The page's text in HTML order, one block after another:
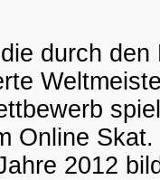
durch den
Online
2012